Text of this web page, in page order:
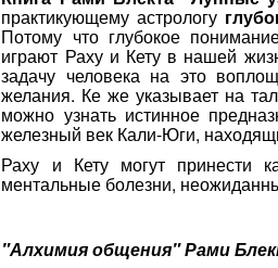
практикующему астрологу
Потому что глубокое
играют Раху и Кету в нашей
задачу человека на это
желания. Ке же указывает на
можно узнать истинное
железный век Кали-Юги,
Раху и Кету могут принести
ментальные болезни,
"Алхимия общения" Рами